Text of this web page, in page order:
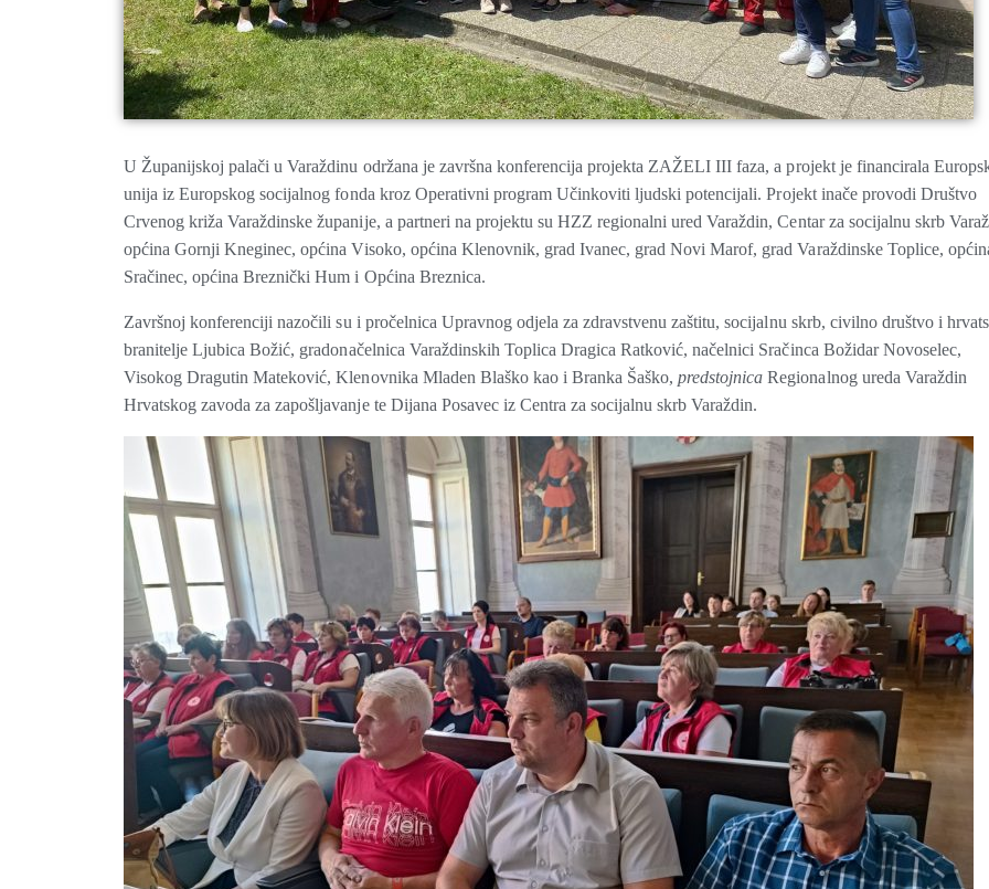
U Županijskoj palači u Varaždinu održana je završna konferencija projekta ZAŽELI III faza, a projekt je financirala
unija iz Europskog socijalnog fonda kroz Operativni program Učinkoviti ljudski potencijali. Projekt inače provodi Društvo
Crvenog križa Varaždinske županije, a partneri na projektu su HZZ regionalni ured Varaždin, Centar za socijalnu skrb
općina Gornji Kneginec, općina Visoko, općina Klenovnik, grad Ivanec, grad Novi Marof, grad Varaždinske Toplice,
Sračinec, općina Breznički Hum i Općina Breznica.
Završnoj konferenciji nazočili su i pročelnica Upravnog odjela za zdravstvenu zaštitu, socijalnu skrb, civilno društvo i
branitelje Ljubica Božić, gradonačelnica Varaždinskih Toplica Dragica Ratković, načelnici Sračinca Božidar Novoselec,
Visokog Dragutin Mateković, Klenovnika Mladen Blaško kao i Branka Šaško,predstojnicaRegionalnog ureda Varaždin
Hrvatskog zavoda za zapošljavanje te Dijana Posavec iz Centra za socijalnu skrb Varaždin.